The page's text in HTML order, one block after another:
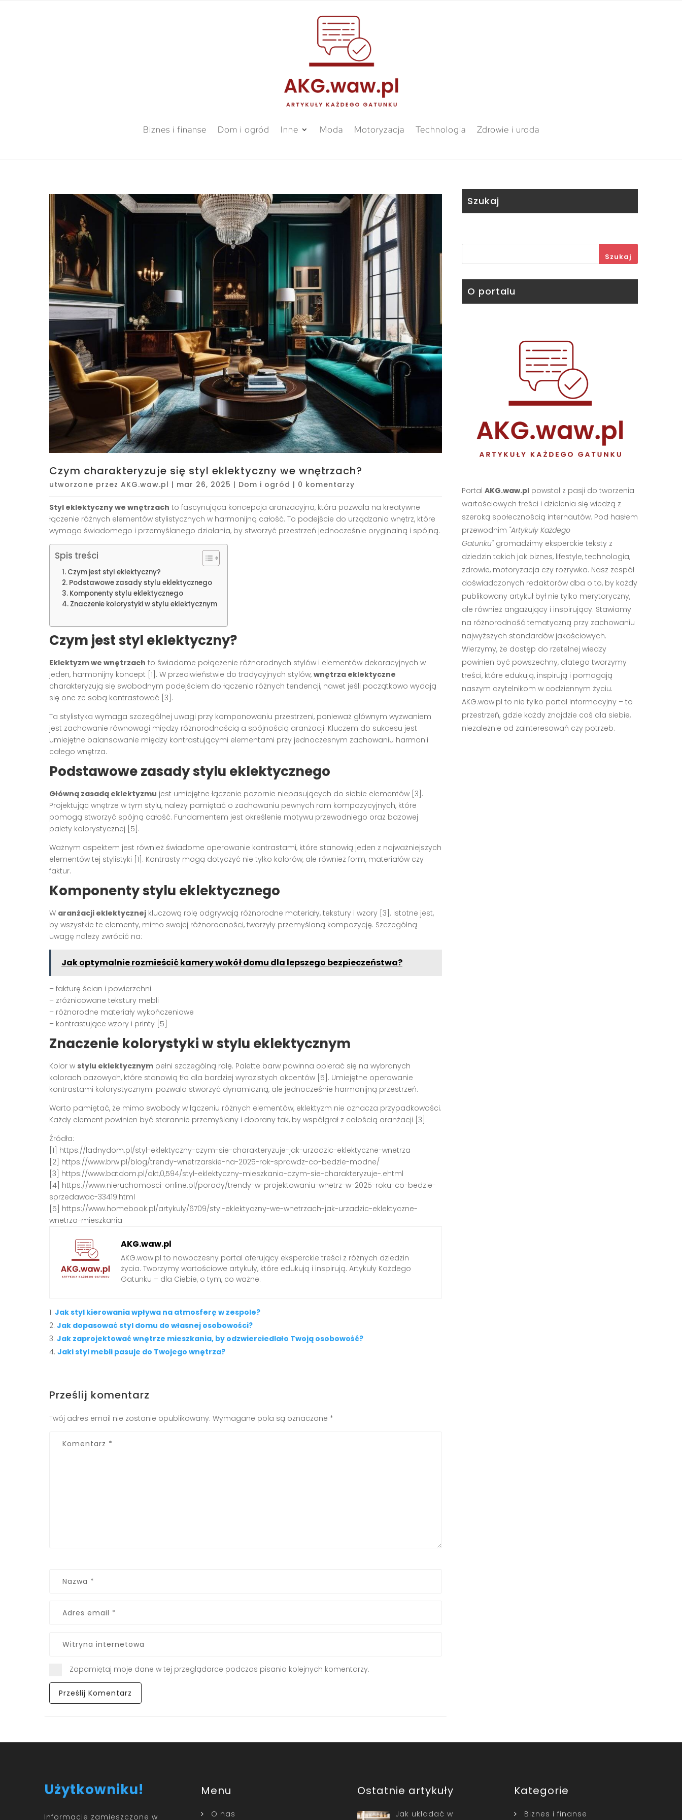
Biznes i finanse Dom i ogród Inne Moda Motoryzacja Technologia Zdrowie i uroda
Czym charakteryzuje się styl eklektyczny we wnętrzach?
utworzone przez AKG.waw.pl | mar 26, 2025 | Dom i ogród | 0 komentarzy
Styl eklektyczny we wnętrzach to fascynująca koncepcja aranżacyjna, która pozwala na kreatywne
łączenie różnych elementów stylistycznych w harmonijną całość. To podejście do urządzania wnętrz, które
wymaga świadomego i przemyślanego działania, by stworzyć przestrzeń jednocześnie oryginalną i spójną.
Spis treści
Czym jest styl eklektyczny?
Podstawowe zasady stylu eklektycznego
Komponenty stylu eklektycznego
Znaczenie kolorystyki w stylu eklektycznym
Czym jest styl eklektyczny?
Eklektyzm we wnętrzach to świadome połączenie różnorodnych stylów i elementów dekoracyjnych w
jeden, harmonijny koncept [1]. W przeciwieństwie do tradycyjnych stylów, wnętrza eklektyczne
charakteryzują się swobodnym podejściem do łączenia różnych tendencji, nawet jeśli początkowo wydają
się one ze sobą kontrastować [3].
Ta stylistyka wymaga szczególnej uwagi przy komponowaniu przestrzeni, ponieważ głównym wyzwaniem
jest zachowanie równowagi między różnorodnością a spójnością aranżacji. Kluczem do sukcesu jest
umiejętne balansowanie między kontrastującymi elementami przy jednoczesnym zachowaniu harmonii
całego wnętrza.
Podstawowe zasady stylu eklektycznego
Główną zasadą eklektyzmu jest umiejętne łączenie pozornie niepasujących do siebie elementów [3].
Projektując wnętrze w tym stylu, należy pamiętać o zachowaniu pewnych ram kompozycyjnych, które
pomogą stworzyć spójną całość. Fundamentem jest określenie motywu przewodniego oraz bazowej
palety kolorystycznej [5].
Ważnym aspektem jest również świadome operowanie kontrastami, które stanowią jeden z najważniejszych
elementów tej stylistyki [1]. Kontrasty mogą dotyczyć nie tylko kolorów, ale również form, materiałów czy
faktur.
Komponenty stylu eklektycznego
W aranżacji eklektycznej kluczową rolę odgrywają różnorodne materiały, tekstury i wzory [3]. Istotne jest,
by wszystkie te elementy, mimo swojej różnorodności, tworzyły przemyślaną kompozycję. Szczególną
uwagę należy zwrócić na:
Jak optymalnie rozmieścić kamery wokół domu dla lepszego bezpieczeństwa?
– fakturę ścian i powierzchni
– zróżnicowane tekstury mebli
– różnorodne materiały wykończeniowe
– kontrastujące wzory i printy [5]
Znaczenie kolorystyki w stylu eklektycznym
Kolor w stylu eklektycznym pełni szczególną rolę. Palette barw powinna opierać się na wybranych
kolorach bazowych, które stanowią tło dla bardziej wyrazistych akcentów [5]. Umiejętne operowanie
kontrastami kolorystycznymi pozwala stworzyć dynamiczną, ale jednocześnie harmonijną przestrzeń.
Warto pamiętać, że mimo swobody w łączeniu różnych elementów, eklektyzm nie oznacza przypadkowości.
Każdy element powinien być starannie przemyślany i dobrany tak, by współgrał z całością aranżacji [3].
Źródła:
[1] https://ladnydom.pl/styl-eklektyczny-czym-sie-charakteryzuje-jak-urzadzic-eklektyczne-wnetrza
[2] https://www.brw.pl/blog/trendy-wnetrzarskie-na-2025-rok-sprawdz-co-bedzie-modne/
[3] https://www.batdom.pl/akt,0,594/styl-eklektyczny-mieszkania-czym-sie-charakteryzuje-.ehtml
[4] https://www.nieruchomosci-online.pl/porady/trendy-w-projektowaniu-wnetrz-w-2025-roku-co-bedzie-
sprzedawac-33419.html
[5] https://www.homebook.pl/artykuly/6709/styl-eklektyczny-we-wnetrzach-jak-urzadzic-eklektyczne-
wnetrza-mieszkania
AKG.waw.pl
AKG.waw.pl to nowoczesny portal oferujący eksperckie treści z różnych dziedzin
życia. Tworzymy wartościowe artykuły, które edukują i inspirują. Artykuły Każdego
Gatunku – dla Ciebie, o tym, co ważne.
Jak styl kierowania wpływa na atmosferę w zespole?
Jak dopasować styl domu do własnej osobowości?
Jak zaprojektować wnętrze mieszkania, by odzwierciedlało Twoją osobowość?
Jaki styl mebli pasuje do Twojego wnętrza?
Prześlij komentarz
Twój adres email nie zostanie opublikowany. Wymagane pola są oznaczone *
Zapamiętaj moje dane w tej przeglądarce podczas pisania kolejnych komentarzy.
Szukaj
Szukaj
O portalu
Portal AKG.waw.plpowstał z pasji do tworzenia
wartościowych treści i dzielenia się wiedzą z
szeroką społecznością internautów. Pod hasłem
przewodnim "Artykuły Każdego
Gatunku"gromadzimy eksperckie teksty z
dziedzin takich jak biznes, lifestyle, technologia,
zdrowie, motoryzacja czy rozrywka. Nasz zespół
doświadczonych redaktorów dba o to, by każdy
publikowany artykuł był nie tylko merytoryczny,
ale również angażujący i inspirujący. Stawiamy
na różnorodność tematyczną przy zachowaniu
najwyższych standardów jakościowych.
Wierzymy, że dostęp do rzetelnej wiedzy
powinien być powszechny, dlatego tworzymy
treści, które edukują, inspirują i pomagają
naszym czytelnikom w codziennym życiu.
AKG.waw.pl to nie tylko portal informacyjny – to
przestrzeń, gdzie każdy znajdzie coś dla siebie,
niezależnie od zainteresowań czy potrzeb.
Użytkowniku!
Informacje zamieszczone w
Menu
O nas
Ostatnie artykuły
Jak układać w
Kategorie
Biznes i finanse